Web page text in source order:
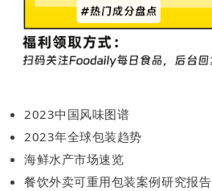
2023中国风味图谱
2023年全球包装趋势
海鲜水产市场速览
餐饮外卖可重用包装案例研究报告